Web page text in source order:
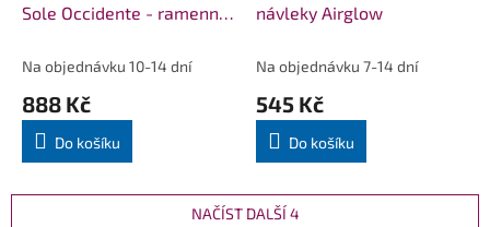
Sole Occidente - ramenní
DIDYMOS
Na objednávku 10-14 dní
888 Kč
Do košíku
návleky Airglow
Na objednávku 7-14 dní
545 Kč
Do košíku
NAČÍST DALŠÍ 4